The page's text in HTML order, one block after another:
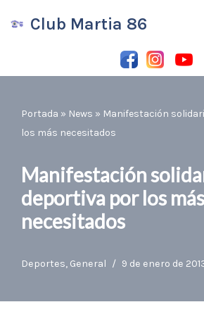
contenido
Club Martia 86
Portada » News » Manifestación
los más necesitados
Manifestación
deportiva por los más
necesitados
Deportes, General 9 de enero de